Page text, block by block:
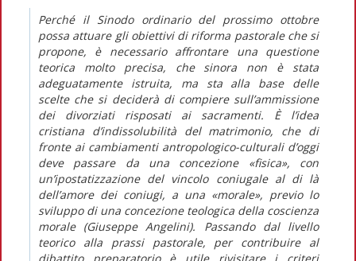
Perché il Sinodo ordinario del prossimo ottobre
possa attuare gli obiettivi di riforma pastorale che si
propone, è necessario affrontare una questione
teorica molto precisa, che sinora non è stata
adeguatamente istruita, ma sta alla base delle
scelte che si deciderà di compiere sull’ammissione
dei divorziati risposati ai sacramenti. È l’idea
cristiana d’indissolubilità del matrimonio, che di
fronte ai cambiamenti antropologico-culturali d’oggi
deve passare da una concezione «fisica», con
un’ipostatizzazione del vincolo coniugale al di là
dell’amore dei coniugi, a una «morale», previo lo
sviluppo di una concezione teologica della coscienza
morale (Giuseppe Angelini). Passando dal livello
teorico alla prassi pastorale, per contribuire al